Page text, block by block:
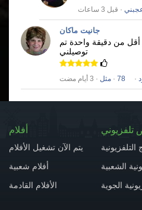
· قبل 3 ساعات
جانيت ماكان
أقل من دقيقة واحدة تم
توصيلني
·
78
· مثل · 3 أيام مضت
أفلام
يتم الآن تشغيل الأفلام
أفلام شعبية
الأفلام القادمة
الشعبية
الجوية